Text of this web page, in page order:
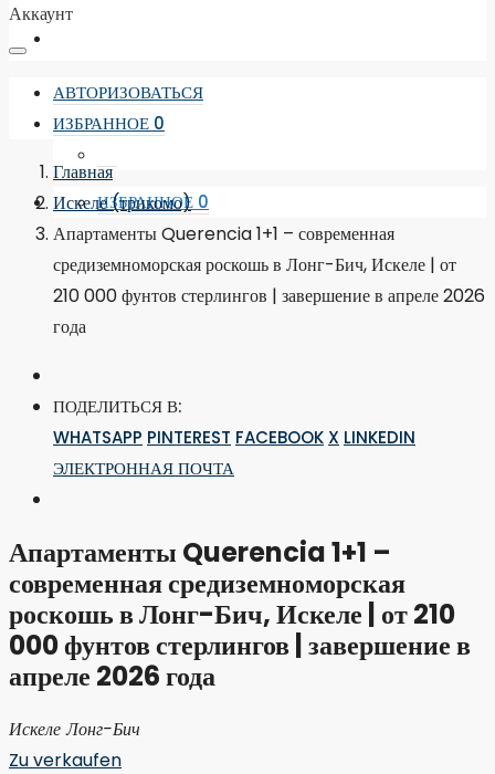
ИЗБРАННОЕ 0
Аккаунт
АВТОРИЗОВАТЬСЯ
ИЗБРАННОЕ 0
Главная
Искеле (трикомо)
Апартаменты Querencia 1+1 – современная
средиземноморская роскошь в Лонг-Бич, Искеле | от
210 000 фунтов стерлингов | завершение в апреле 2026
года
ПОДЕЛИТЬСЯ В:
WHATSAPP PINTEREST FACEBOOK X LINKEDIN
ЭЛЕКТРОННАЯ ПОЧТА
Апартаменты Querencia 1+1 –
современная средиземноморская
роскошь в Лонг-Бич, Искеле | от 210
000 фунтов стерлингов | завершение в
апреле 2026 года
Искеле Лонг-Бич
Zu verkaufen